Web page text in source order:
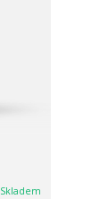
Skladem